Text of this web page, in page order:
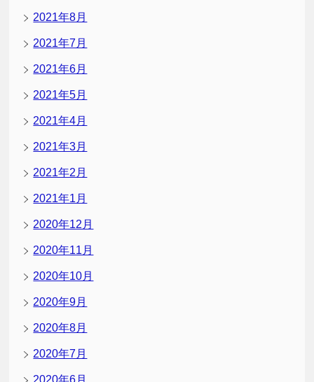
2021年8月
2021年7月
2021年6月
2021年5月
2021年4月
2021年3月
2021年2月
2021年1月
2020年12月
2020年11月
2020年10月
2020年9月
2020年8月
2020年7月
2020年6月